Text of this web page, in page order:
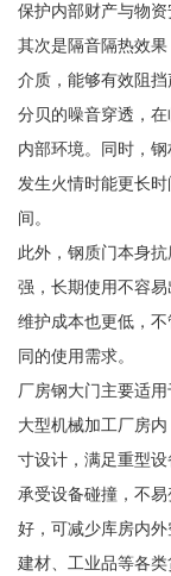
保护内部财产与物资
其次是隔音隔热效
介质，能够有效阻
分贝的噪音穿透，
内部环境。同时，
发生火情时能更长
间。
此外，钢质门本身
强，长期使用不容
维护成本也更低，
同的使用需求。
厂房钢大门主要适
大型机械加工厂房
寸设计，满足重型
承受设备碰撞，不
好，可减少库房内外
建材、工业品等各类